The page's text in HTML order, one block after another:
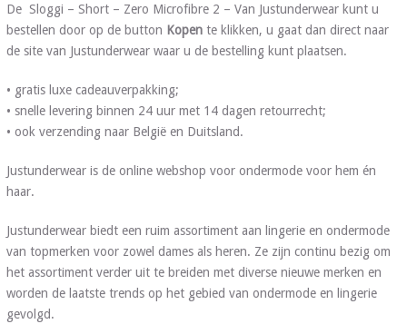
De Sloggi – Short – Zero Microfibre 2 – Van Justunderwear kunt u
bestellen door op de button Kopente klikken, u gaat dan direct naar
de site van Justunderwear waar u de bestelling kunt plaatsen.
• gratis luxe cadeauverpakking;
• snelle levering binnen 24 uur met 14 dagen retourrecht;
• ook verzending naar België en Duitsland.
Justunderwear is de online webshop voor ondermode voor hem én
haar.
Justunderwear biedt een ruim assortiment aan lingerie en ondermode
van topmerken voor zowel dames als heren. Ze zijn continu bezig om
het assortiment verder uit te breiden met diverse nieuwe merken en
worden de laatste trends op het gebied van ondermode en lingerie
gevolgd.